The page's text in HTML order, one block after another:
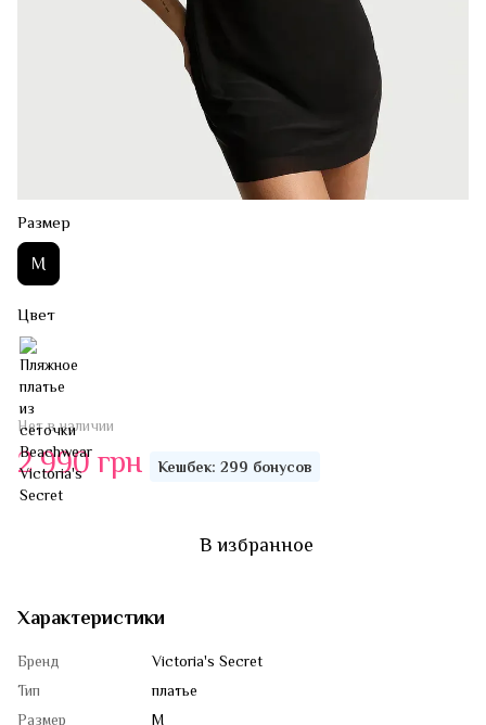
Размер
M
Цвет
Нет в наличии
2 990 грн Кешбек: 299 бонусов
В избранное
Характеристики
Бренд
Victoria's Secret
Тип
платье
Размер
M